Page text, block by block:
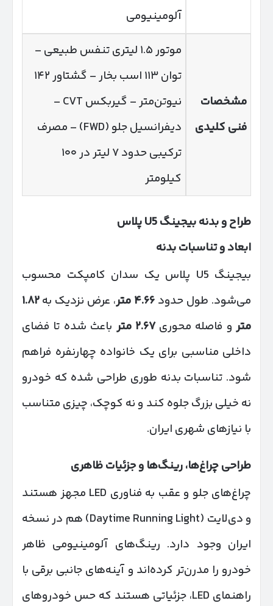
آلومینیومی
مشخصات
فنی کلیدی
موتور ۱.۵ لیتری تنفس طبیعی –
توان ۱۱۳ اسب بخار – گشتاور ۱۴۲
نیوتن‌متر – گیربکس CVT –
دیفرانسیل جلو (FWD) – مصرف
ترکیبی حدود ۷ لیتر در ۱۰۰
کیلومتر
طراح و بدنه بیجینگ
پلاس
ابعاد و تناسبات بدنه
بیجینگ U5 پلاس یک سدان کامپکت محسوب
می‌شود. طول حدود ۴.۶۶ متر، عرض نزدیک به۱.۸۲
مترو فاصله محوری۲.۶۷ متر باعث شده تا فضای
داخلی مناسبی برای یک خانواده چهارنفره فراهم
شود. تناسبات بدنه طوری طراحی شده که خودرو
نه خیلی بزرگ جلوه کند و نه کوچک، چیزی متناسب
با نیازهای شهری ایران.
طراحی چراغ‌ها، رینگ‌ها و جزئیات ظاهری
چراغ‌های جلو و عقب به فناوری LED مجهز هستند
و دی‌لایت (Daytime Running Light) هم در نسخه
ایران وجود دارد. رینگ‌های آلومینیومی ظاهر
خودرو را مدرن‌تر کرده‌اند و آینه‌های جانبی برقی با
راهنمای LED، جزئیاتی هستند که حس خودروهای